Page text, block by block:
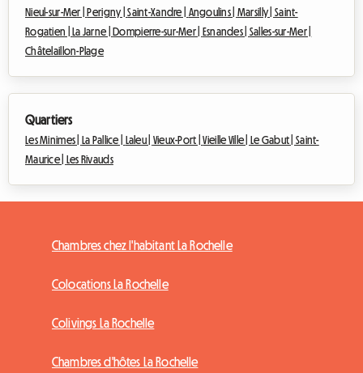
Nieul-sur-Mer |
Perigny |Saint-Xandre | Angoulins | Marsilly | Saint-
Rogatien |
La Jarne | Dompierre-sur-Mer | Esnandes | Salles-sur-Mer |
Châtelaillon-Plage
Quartiers
Les Minimes | La Pallice | Laleu | Vieux-Port |Vieille Ville | Le Gabut |Saint-
Maurice |
Les Rivauds
Chambres chez l'habitant La Rochelle
Colocations La Rochelle
Colivings La Rochelle
Chambres d'hôtes La Rochelle